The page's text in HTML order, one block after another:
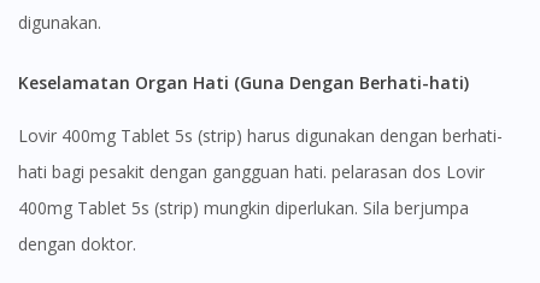
digunakan.
Keselamatan Organ Hati (Guna Dengan Berhati-hati)
Lovir 400mg Tablet 5s (strip) harus digunakan dengan berhati-
hati bagi pesakit dengan gangguan hati. pelarasan dos Lovir
400mg Tablet 5s (strip) mungkin diperlukan. Sila berjumpa
dengan doktor.